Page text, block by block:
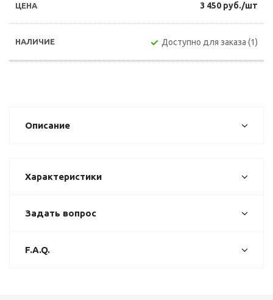
3 450 руб./шт
Доступно для заказа (1)
Описание
Характеристики
Задать вопрос
F.A.Q.